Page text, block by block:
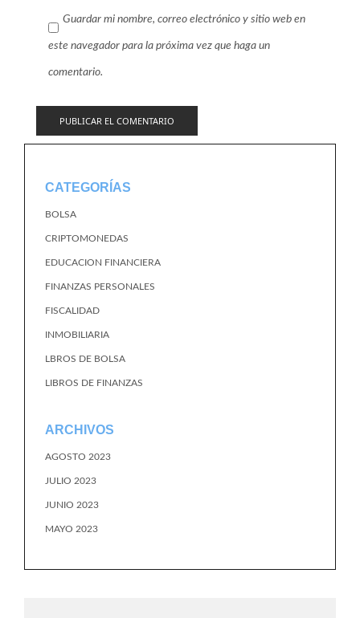
Guardar mi nombre, correo electrónico y sitio web en
este navegador para la próxima vez que haga un
comentario.
CATEGORÍAS
BOLSA
CRIPTOMONEDAS
EDUCACION FINANCIERA
FINANZAS PERSONALES
FISCALIDAD
INMOBILIARIA
LBROS DE BOLSA
LIBROS DE FINANZAS
ARCHIVOS
AGOSTO 2023
JULIO 2023
JUNIO 2023
MAYO 2023